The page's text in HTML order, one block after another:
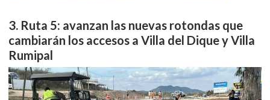
Ruta 5: avanzan las nuevas rotondas que
cambiarán los accesos a Villa del Dique y Villa
Rumipal